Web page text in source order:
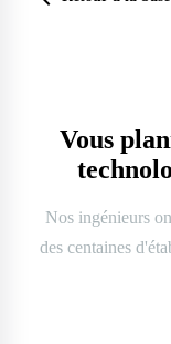
Vous
Nos ingénieurs
des centaines